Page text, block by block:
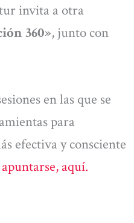
invita a otra
360», junto con
en las que se
para
efectiva y consciente
aquí.